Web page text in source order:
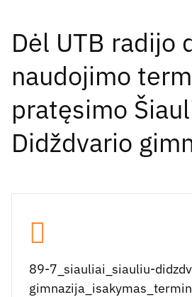
Dėl UTB radijo
naudojimo
pratęsimo
Didždvario
89-7_siauliai_siauliu-